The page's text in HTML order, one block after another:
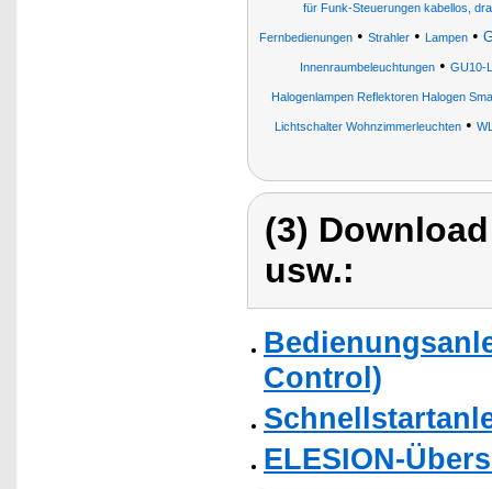
für Funk-Steuerungen kabellos,
Fernbedienungen • Strahler • Lampen •
Innenraumbeleuchtungen• GU10-
Halogenlampen Reflektoren Halogen
Lichtschalter Wohnzimmerleuchten•
(3)
usw.:
Control)
ELESION-